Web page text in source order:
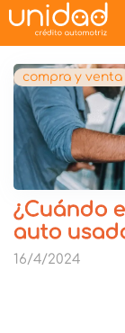
compra y venta
¿Cuándo
auto
16/4/2024